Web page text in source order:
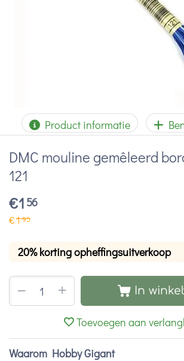
Product informatie
DMC mouline gemêleerd
121
€1 56
€195
20% korting opheffingsuitverkoop
+
− In
Toevoegen aan
Waarom Hobby Gigant